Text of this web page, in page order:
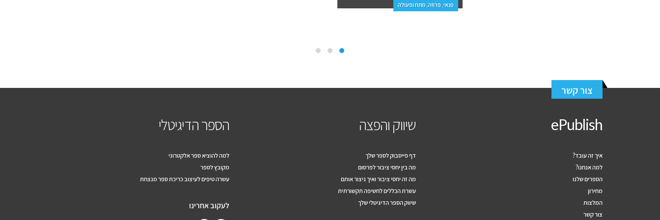
צור קשר
ePublish
איך זה עובד?
למה אנחנו?
הספרים שלנו
מחירון
המלצות
צור קשר
שיווק והפצה
דף פייסבוק לספר שלך
מה בין יחסי ציבור לפרסום
מה זה יחסי ציבור ואיך ניצור אותם
עשרת הכללים לחשיפה תקשורתית
שיווק הספר הדיגיטלי שלך
הספר הדיגיטלי
למה להוציא ספר אלקטרוני
מקובץ לספר
עשרה טיפים לעיצוב כריכת ספר מנצחת
לעקוב אחרינו